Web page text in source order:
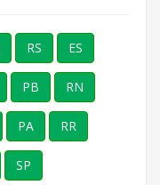
RS ES
PB RN
PA RR
SP